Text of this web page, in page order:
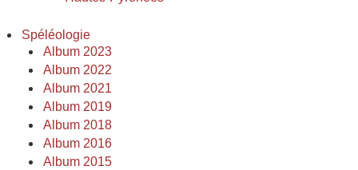
Spéléologie
Album 2023
Album 2022
Album 2021
Album 2019
Album 2018
Album 2016
Album 2015